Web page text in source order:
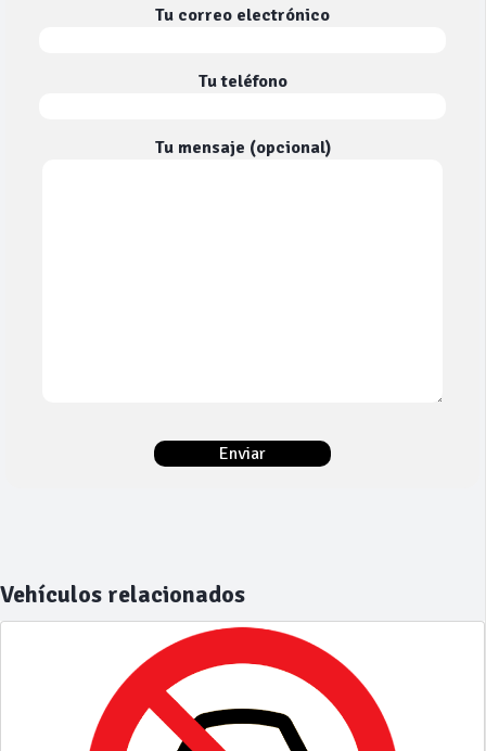
Tu correo electrónico
Tu teléfono
Tu mensaje (opcional)
Vehículos relacionados